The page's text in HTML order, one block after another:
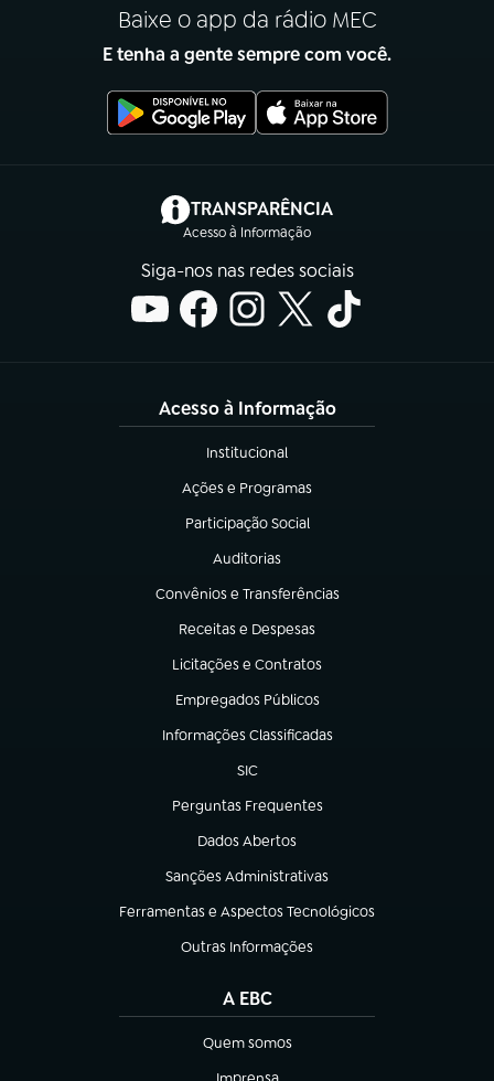
Baixe o app da rádio MEC
E tenha a gente sempre com você.
TRANSPARÊNCIA
Acesso à Informação
(abre em nova aba)
Siga-nos nas redes sociais
Acesso à Informação
Institucional
(abre em nova aba)
Ações e Programas
(abre em nova aba)
Participação Social
(abre em nova aba)
Auditorias
(abre em nova aba)
Convênios e Transferências
(abre em nova aba)
Receitas e Despesas
(abre em nova aba)
Licitações e Contratos
(abre em nova aba)
Empregados Públicos
(abre em nova aba)
Informações Classificadas
(abre em nova aba)
SIC
(abre em nova aba)
Perguntas Frequentes
(abre em nova aba)
Dados Abertos
(abre em nova aba)
Sanções Administrativas
(abre em nova aba)
Ferramentas e Aspectos Tecnológicos
(abre em nova aba)
Outras Informações
(abre em nova aba)
A EBC
Quem somos
(abre em nova aba)